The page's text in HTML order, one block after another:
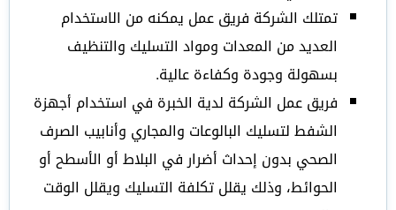
تمتلك الشركة فريق عمل يمكنه من الاستخدام
العديد من المعدات ومواد التسليك والتنظيف
بسهولة وجودة وكفاءة عالية.
فريق عمل الشركة لدية الخبرة في استخدام أجهزة
الشفط لتسليك البالوعات والمجاري وأنابيب الصرف
الصحي بدون إحداث أضرار في البلاط أو الأسطح أو
الحوائط، وذلك يقلل تكلفة التسليك ويقلل الوقت